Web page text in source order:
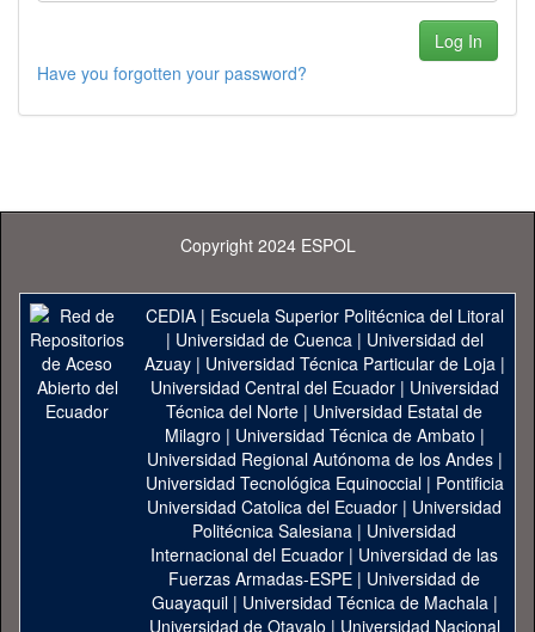
Have you forgotten your password?
Copyright 2024 ESPOL
CEDIA| Escuela Superior Politécnica del Litoral
| Universidad de Cuenca| Universidad del
Azuay| Universidad Técnica Particular de Loja|
Universidad Central del Ecuador| Universidad
Técnica del Norte | Universidad Estatal de
Milagro | Universidad Técnica de Ambato |
Universidad Regional Autónoma de los Andes|
Universidad Tecnológica Equinoccial| Pontificia
Universidad Catolica del Ecuador | Universidad
Politécnica Salesiana | Universidad
Internacional del Ecuador | Universidad de las
Fuerzas Armadas-ESPE | Universidad de
Guayaquil| Universidad Técnica de Machala|
Universidad de Otavalo | Universidad Nacional